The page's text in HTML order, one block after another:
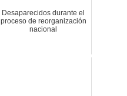
Desaparecidos durante el
proceso de reorganización
nacional